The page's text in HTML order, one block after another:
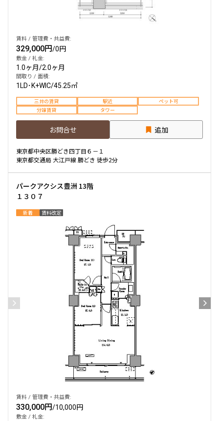
賃料 / 管理費・共益費:
329,000円/0円
敷金 / 礼金:
1.0ヶ月/2.0ヶ月
間取り / 面積:
1LD･K+WIC/45.25㎡
三井の賃貸 駅近
ペット可
分譲賃貸
タワー
お問合せ 追加
東京都中央区勝どき四丁目６－１
東京都交通局 大江戸線 勝どき 徒歩2分
パークアクシス豊洲 13階
１３０７
新着 賃料改定
賃料 / 管理費・共益費:
330,000円/10,000円
敷金 / 礼金: